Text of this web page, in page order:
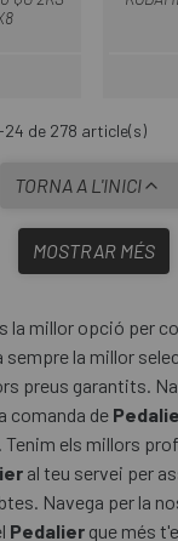
de 278 article(s)
TORNA A L'INICI
MOSTRAR MÉS
la millor opció per
sempre la millor
preus garantits.
comanda de
els millors
al teu servei per
Navega per la
Pedalier que més